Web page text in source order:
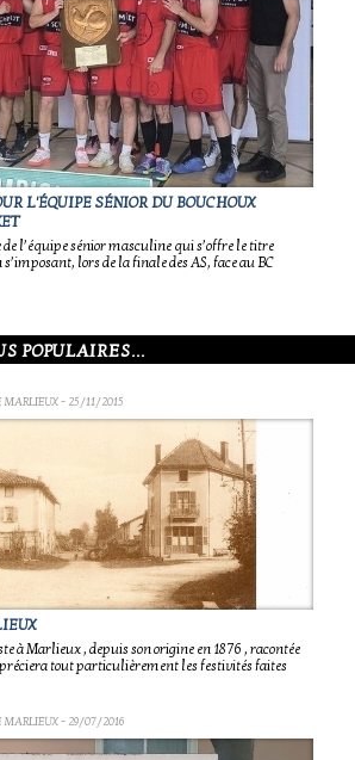
L'ÉQUIPE SÉNIOR DU BOUCHOUX
l’équipe sénior masculine qui s’offre le titre
lors de la finale des AS, face au BC
POPULAIRES...
MARLIEUX- 25/11/2015
à Marlieux , depuis son origine en 1876 , racontée
tout particulièrement les festivités faites
MARLIEUX- 29/07/2016